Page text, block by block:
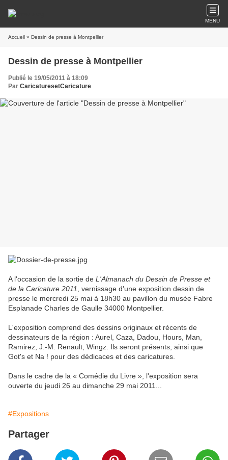
MENU
Accueil » Dessin de presse à Montpellier
Dessin de presse à Montpellier
Publié le 19/05/2011 à 18:09
Par CaricaturesetCaricature
A l'occasion de la sortie de L'Almanach du Dessin de Presse et
de la Caricature 2011
, vernissage d'une exposition dessin de
presse le mercredi 25 mai à 18h30 au pavillon du musée Fabre
Esplanade Charles de Gaulle 34000 Montpellier.
L'exposition comprend des dessins originaux et récents de
dessinateurs de la région : Aurel, Caza, Dadou, Hours, Man,
Ramirez, J.-M. Renault, Wingz. Ils seront présents, ainsi que
Got's et Na ! pour des dédicaces et des caricatures.
Dans le cadre de la « Comédie du Livre », l'exposition sera
ouverte du jeudi 26 au dimanche 29 mai 2011...
#Expositions
Partager